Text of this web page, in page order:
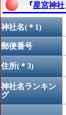
『星宮神社
神社名(＊1)
郵便番号
住所(＊3)
神社名ランキン
グ